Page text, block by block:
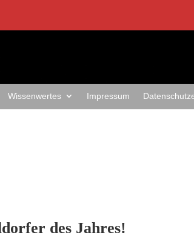
Wissenwertes Impressum
des Jahres!